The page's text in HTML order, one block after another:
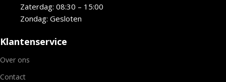
Zaterdag: 08:30 – 15:00
Zondag: Gesloten
Klantenservice
Over ons
Contact